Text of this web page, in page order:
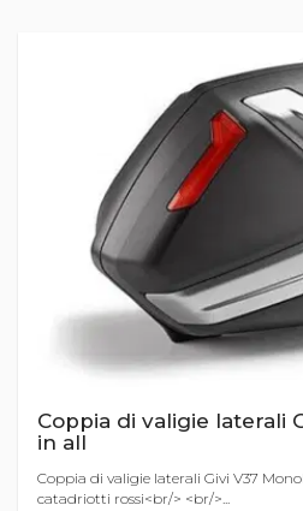
Coppia di valigie laterali
in all
Coppia di valigie laterali Givi V37
catadriotti rossi<br/> <br/>...